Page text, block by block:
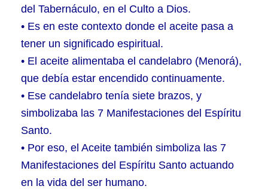
del Tabernáculo, en el Culto a Dios.
• Es en este contexto donde el aceite pasa a
tener un significado espiritual.
• El aceite alimentaba el candelabro (Menorá),
que debía estar encendido continuamente.
• Ese candelabro tenía siete brazos, y
simbolizaba las 7 Manifestaciones del Espíritu
Santo.
• Por eso, el Aceite también simboliza las 7
Manifestaciones del Espíritu Santo actuando
en la vida del ser humano.